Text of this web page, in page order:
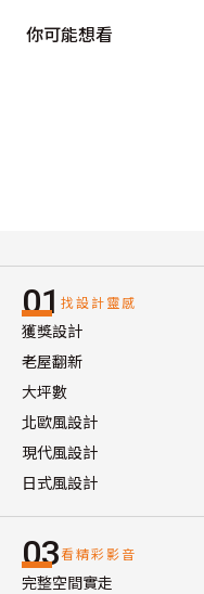
你可能想看
01 找設計靈感
獲獎設計
老屋翻新
大坪數
北歐風設計
現代風設計
日式風設計
03看精彩影音
完整空間實走